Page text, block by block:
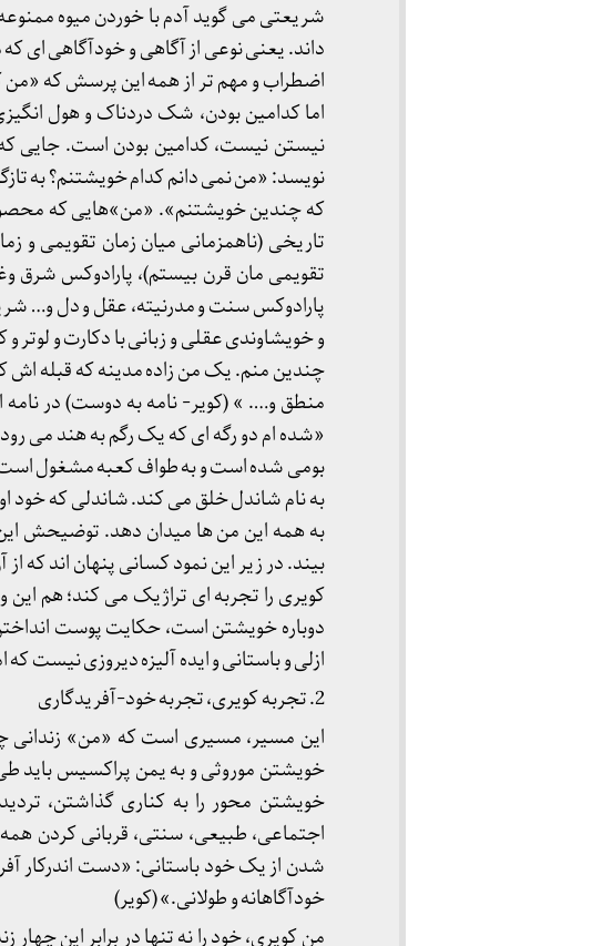
شریعتی می گوید آدم با خوردن میوه
داند. یعنی نوعی از آگاهی و خودآگاهی ای
اضطراب و مهم تر از همه این پرسش که «من
نیستن نیست، کدامین بودن است. جایی
نویسد: «من نمی دانم کدام خویشتنم؟ به
که چندین خویشتنم». «من»هایی که
تاریخی (ناهمزمانی میان زمان تقویمی و
تقویمی مان قرن بیستم)، پارادوکس
پارادوکس سنت و مدرنیته، عقل و دل و…
و خویشاوندی عقلی و زبانی با دکارت و
چندین منم. یک من زاده مدینه که قبله
منطق و…. » (کویر- نامه به دوست) در نامه
«شده ام دو رگه ای که یک رگم به هند می
بومی شده است و به طواف کعبه مشغول
به نام شاندل خلق می کند. شاندلی که خود
به همه این من ها میدان دهد. توضیحش
بیند. در زیر این نمود کسانی پنهان اند که
کویری را تجربه ای تراژیک می کند؛ هم
ازلی و باستانی و ایده آلیزه دیروزی
2. تجربه کویری، تجربه خود-آفریدگاری
این مسیر، مسیری است که «من» زندانی
خویشتن موروثی و به یمن پراکسیس باید
خویشتن محور را به کناری گذاشتن،
اجتماعی، طبیعی، سنتی، قربانی کردن
شدن از یک خود باستانی: «دست اندرکار
خودآگاهانه و طولانی.» (کویر)
من کویری، خود را نه تنها در برابر این